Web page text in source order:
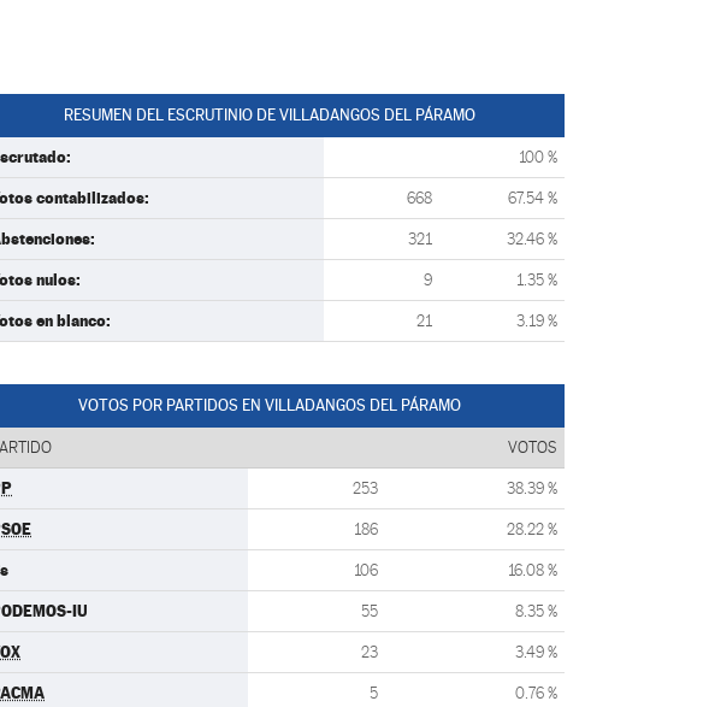
RESUMEN DEL ESCRUTINIO DE VILLADANGOS DEL PÁRAMO
100 %
contabilizados: 668 67.54 %
321 32.46 %
nulos: 9 1.35 %
en blanco: 21 3.19 %
VOTOS POR PARTIDOS EN VILLADANGOS DEL PÁRAMO
VOTOS
253 38.39 %
186 28.22 %
106 16.08 %
IU 55 8.35 %
23 3.49 %
5 0.76 %